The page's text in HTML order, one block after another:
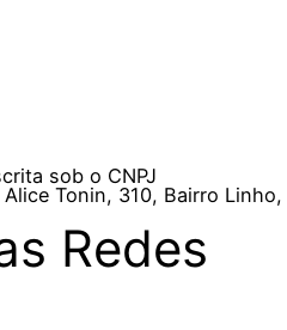
sob o CNPJ
Tonin, 310, Bairro Linho,
Redes